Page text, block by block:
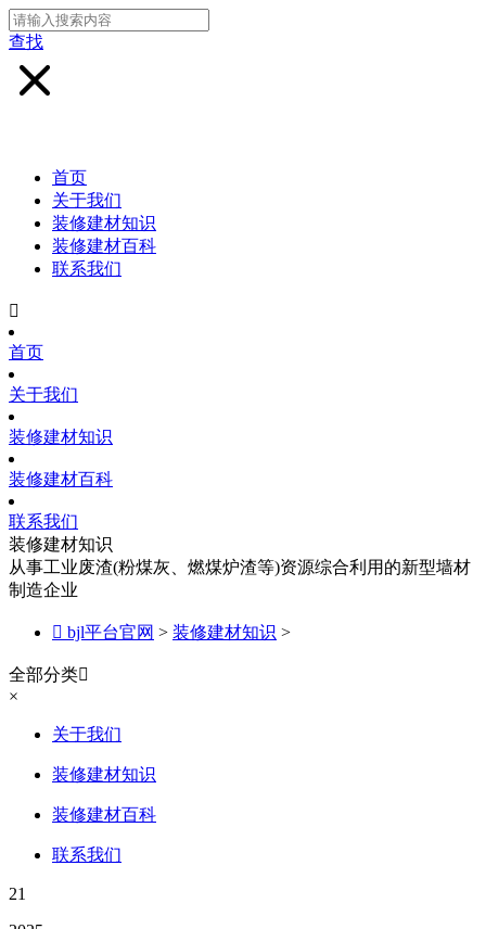
查找
首页
关于我们
装修建材知识
装修建材百科
联系我们

首页
关于我们
装修建材知识
装修建材百科
联系我们
装修建材知识
从事工业废渣(粉煤灰、燃煤炉渣等)资源综合利用的新型墙材
制造企业
 bjl平台官网 > 装修建材知识 >
全部分类
×
关于我们
装修建材知识
装修建材百科
联系我们
21